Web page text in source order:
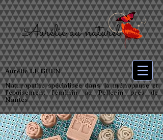
Aurélie LE GUEN
Naturopathe spécialisée dans la ménopause et
l’épuisement féminin au Pellerin près de
Nantes